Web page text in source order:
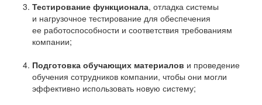
Тестирование функционала, отладка системы
и нагрузочное тестирование для обеспечения
ее работоспособности и соответствия требованиям
компании;
Подготовка обучающих материалов и проведение
обучения сотрудников компании, чтобы они могли
эффективно использовать новую систему;